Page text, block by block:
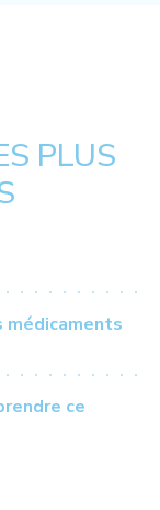
PLUS
ce